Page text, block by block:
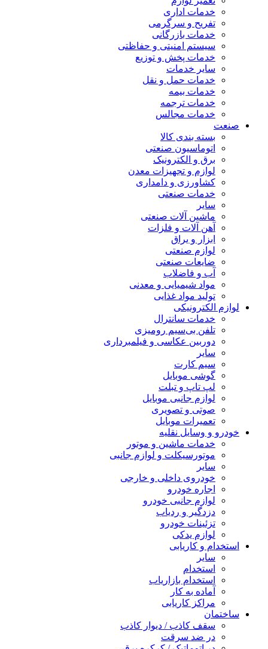
خدمات اداری
تفریح و سرگرمی
خدمات بازرگانی
سیستم امنیتی و حفاظتی
خدمات پخش و توزیع
سایر خدمات
خدمات حمل و نقل
خدمات بیمه
خدمات ترجمه
خدمات مجالس
صنعت
بسته بندی کالا
اتوماسیون صنعتی
برق و الکترونیک
لوازم و تجهیزات معدن
کشاورزی و دامداری
خدمات صنعتی
سایر
ماشین آلات صنعتی
آهن آلات و فلزات
ابزار و یراق
لوازم صنعتی
ضایعات صنعتی
آب و فاضلاب
مواد شیمیایی و معدنی
تولید مواد غذایی
لوازم الکترونیکی
خدمات سانترال
تلفن بی‌سیم رومیزی
دوربین عکاسی و فیلمبرداری
سایر
سیم کارت
گوشی موبایل
لپ تاپ و تبلت
لوازم جانبی موبایل
صوتی و تصویری
تعمیرات موبایل
خودرو و وسایل نقلیه
خدمات ماشین و موتور
موتورسیکلت و لوازم جانبی
سایر
خودروی داخلی و خارجی
اجاره خودرو
لوازم جانبی خودرو
دزدگیر و ردیاب
تزئینات خودرو
لوازم یدکی
استخدام و کاریابی
سایر
استخدام
استخدام بازاریاب
آماده به کار
مراکز کاریابی
ساختمان
سقف کاذب / دیوار کاذب
در ضد سرقت